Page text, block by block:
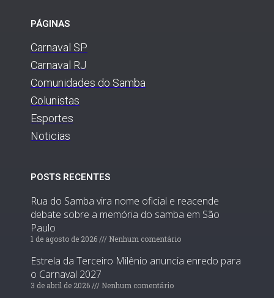
PÁGINAS
Carnaval SP
Carnaval RJ
Comunidades do Samba
Colunistas
Esportes
Noticias
POSTS RECENTES
Rua do Samba vira nome oficial e reacende
debate sobre a memória do samba em São
Paulo
1 de agosto de 2026 Nenhum comentário
Estrela da Terceiro Milênio anuncia enredo para
o Carnaval 2027
3 de abril de 2026 Nenhum comentário